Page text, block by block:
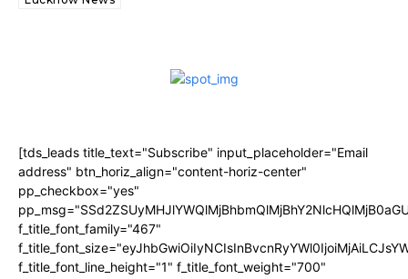
[tds_leads title_text="Subscribe" input_placeholder="Email
address" btn_horiz_align="content-horiz-center"
pp_checkbox="yes"
f_title_font_family="467"
f_title_font_line_height="1" f_title_font_weight="700"